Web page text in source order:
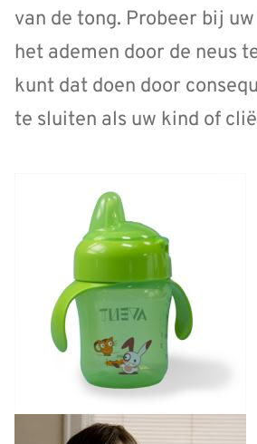
van de tong. Probeer bij
het ademen door de neus
kunt dat doen door
te sluiten als uw kind of